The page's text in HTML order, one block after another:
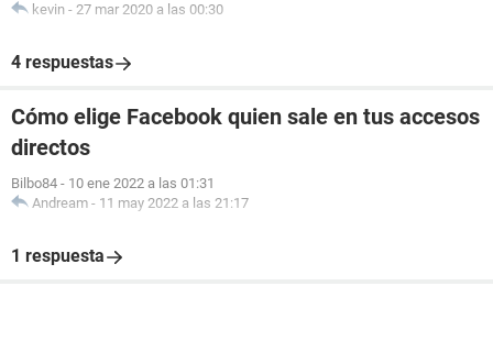
kevin - 27 mar 2020 a las 00:30
4 respuestas
Cómo elige Facebook quien sale en tus accesos
directos
Bilbo84 - 10 ene 2022 a las 01:31
Andream - 11 may 2022 a las 21:17
1 respuesta